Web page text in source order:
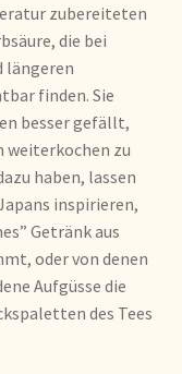
zubereiteten
die bei
längeren
finden. Sie
besser gefällt,
weiterkochen zu
haben, lassen
inspirieren,
Getränk aus
oder von denen
Aufgüsse die
des Tees